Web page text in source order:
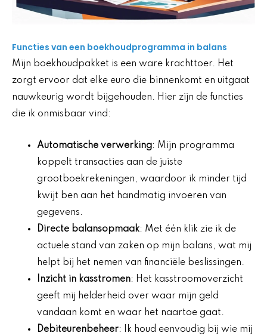
Functies van een boekhoudprogramma in balans
Mijn boekhoudpakket is een ware krachttoer. Het
zorgt ervoor dat elke euro die binnenkomt en uitgaat
nauwkeurig wordt bijgehouden. Hier zijn de functies
die ik onmisbaar vind:
Automatische verwerking: Mijn programma
koppelt transacties aan de juiste
grootboekrekeningen, waardoor ik minder tijd
kwijt ben aan het handmatig invoeren van
gegevens.
Directe balansopmaak: Met één klik zie ik de
actuele stand van zaken op mijn balans, wat mij
helpt bij het nemen van financiële beslissingen.
Inzicht in kasstromen: Het kasstroomoverzicht
geeft mij helderheid over waar mijn geld
vandaan komt en waar het naartoe gaat.
Debiteurenbeheer: Ik houd eenvoudig bij wie mij